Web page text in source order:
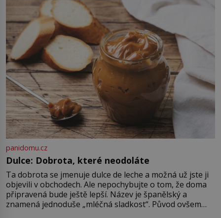
talentovaná Američanka Margaret
Knightová, která musí svést tvrdý
boj nejen s technickými problémy,
ale i se zlodějem svého vlastního
nápadu. Je polovina […]
panidomu.cz
Dulce: Dobrota, které neodoláte
Ta dobrota se jmenuje dulce de leche a možná už jste ji
objevili v obchodech. Ale nepochybujte o tom, že doma
připravená bude ještě lepší. Název je španělský a
znamená jednoduše „mléčná sladkost“. Původ ovšem